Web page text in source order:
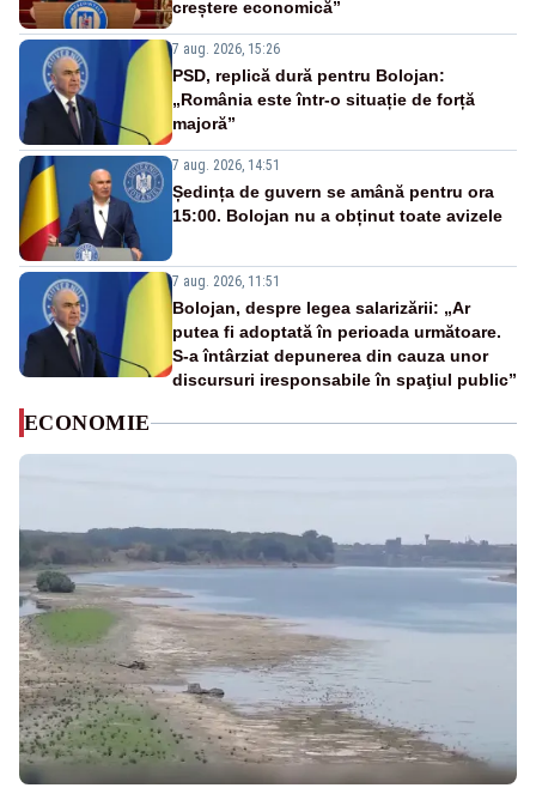
creștere economică”
7 aug. 2026, 15:26
PSD, replică dură pentru Bolojan:
„România este într-o situație de forță
majoră”
7 aug. 2026, 14:51
Ședința de guvern se amână pentru ora
15:00. Bolojan nu a obținut toate avizele
7 aug. 2026, 11:51
Bolojan, despre legea salarizării: „Ar
putea fi adoptată în perioada următoare.
S-a întârziat depunerea din cauza unor
discursuri iresponsabile în spaţiul public”
ECONOMIE